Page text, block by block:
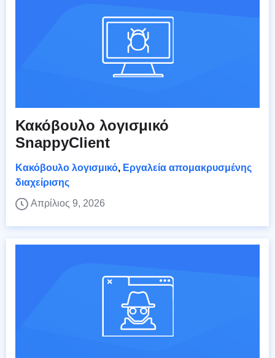
Κακόβουλο λογισμικό
SnappyClient
Κακόβουλο λογισμικό, Εργαλεία απομακρυσμένης
διαχείρισης
Απρίλιος 9, 2026